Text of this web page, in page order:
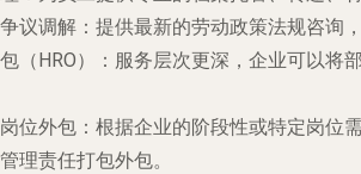
议调解 ：提供最新的劳动政策法规咨询
（HRO）
：服务层次更深，企业可以将
位外包 ：根据企业的阶段性或特定岗位
理责任打包外包。